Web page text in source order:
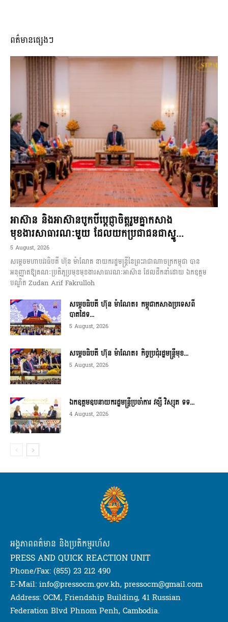
ពត៌មានផ្សេងៗ
អាស៊ាន និងអាស៊ានបូកបីប្តេជ្ញាចិត្តរួមគ្នាកសាង
មុខងារសាធារណៈមួយ ដែលយកប្រជាជនជាស្នូ...
5 August, 2026
សម្តេចមហាបវរធិបតី ហ៊ុន ម៉ាណែត នាយករដ្ឋមន្ត្រីនៃព្រះរាជាណាចក្រកម្ពុជា បាន
អនុញ្ញាតឱ្យគណៈប្រតិភូប្រមុខមុខងារសាធារណៈអាស៊ាន ដែលដឹកនាំដោយ ឯកឧត្តម
បណ្ឌិត Zudan Arif Fakrulloh
សម្ដេចធិបតី ហ៊ុន ម៉ាណែត៖ កម្ពុជាកសាងប្រទេសពី
បាតដៃទ...
5 August, 2026
សម្ដេចធិបតី ហ៊ុន ម៉ាណែត៖ កិច្ចប្រជុំរដ្ឋមន្ត្រីមុខ...
5 August, 2026
ឯកឧត្តមឧបនាយករដ្ឋមន្ត្រីប្រចាំការ វង្សី វិស្សុត ទទ...
4 August, 2026
អង្គភាពពត៌មាន និងប្រតិកម្មរហ័ស
PRESS AND QUICK REACTION UNIT
Phone/Fax: (855) 23 212 490
E-Mail: info@pressocm.gov.kh, pressocm@gmail.com
Address: OCM, Friendship Building, 41 Russian
Federation Blvd Phnom Penh, Cambodia.